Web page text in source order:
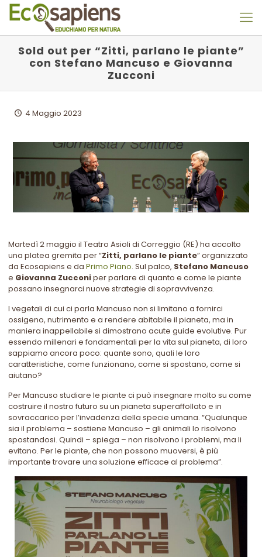
Sold out per “Zitti, parlano le piante”
con Stefano Mancuso e Giovanna
Zucconi
4 Maggio 2023
Martedì 2 maggio il Teatro Asioli di Correggio (RE) ha accolto
una platea gremita per “Zitti, parlano le piante” organizzato
da Ecosapiens e daPrimo Piano. Sul palco, Stefano Mancuso
e Giovanna Zucconiper parlare di quanto e come le piante
possano insegnarci nuove strategie di sopravvivenza.
I vegetali di cui ci parla Mancuso non si limitano a fornirci
ossigeno, nutrimento e a rendere abitabile il pianeta, ma in
maniera inappellabile si dimostrano acute guide evolutive. Pur
essendo millenari e fondamentali per la vita sul pianeta, di loro
sappiamo ancora poco: quante sono, quali le loro
caratteristiche, come funzionano, come si spostano, come si
aiutano?
Per Mancuso studiare le piante ci può insegnare molto su come
costruire il nostro futuro su un pianeta superaffollato e in
sovraccarico per l’invadenza della specie umana. “Qualunque
sia il problema – sostiene Mancuso – gli animali lo risolvono
spostandosi. Quindi – spiega – non risolvono i problemi, ma li
evitano. Per le piante, che non possono muoversi, è più
importante trovare una soluzione efficace al problema”.